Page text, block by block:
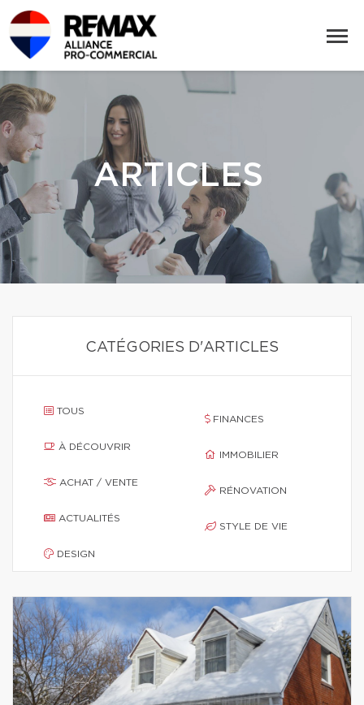
ARTICLES
CATÉGORIES D'ARTICLES
TOUS
À DÉCOUVRIR
ACHAT / VENTE
ACTUALITÉS
DESIGN
FINANCES
IMMOBILIER
RÉNOVATION
STYLE DE VIE